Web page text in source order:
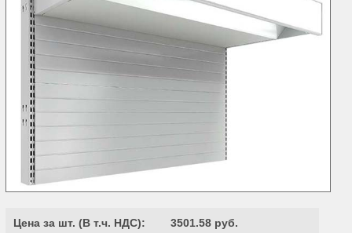
Цена за шт. (В т.ч. НДС): 3501.58 руб.